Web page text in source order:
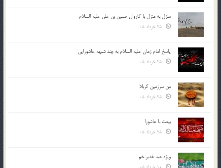
منزل به منزل با کاروان حسین بن علی علیه السلام
پاسخ امام زمان علیه السلام به چند شبهه عاشورایی
من سرزمین کربلا
بیعت با عاشورا
ویژه عید غدیر خم